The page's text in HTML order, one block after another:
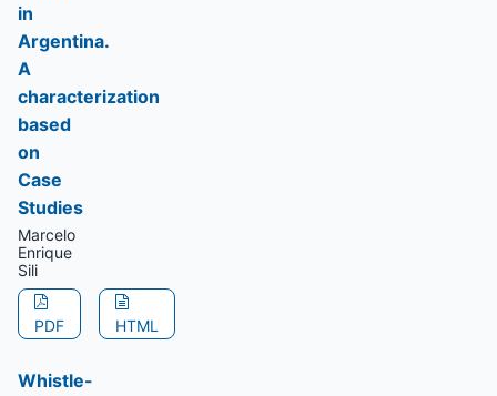
in
Argentina.
A
characterization
based
on
Case
Studies
Marcelo
Enrique
Sili
PDF HTML
Whistle-